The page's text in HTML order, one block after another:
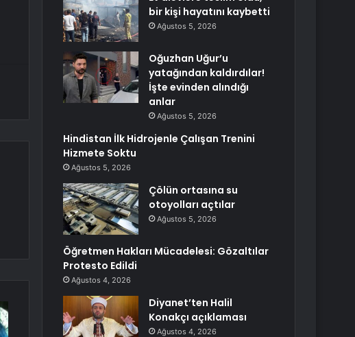
bir kişi hayatını kaybetti
Ağustos 5, 2026
Oğuzhan Uğur’u
yatağından kaldırdılar!
İşte evinden alındığı
anlar
Ağustos 5, 2026
Hindistan İlk Hidrojenle Çalışan Trenini
Hizmete Soktu
Ağustos 5, 2026
Çölün ortasına su
otoyolları açtılar
Ağustos 5, 2026
Öğretmen Hakları Mücadelesi: Gözaltılar
Protesto Edildi
Ağustos 4, 2026
Diyanet’ten Halil
Konakçı açıklaması
Ağustos 4, 2026